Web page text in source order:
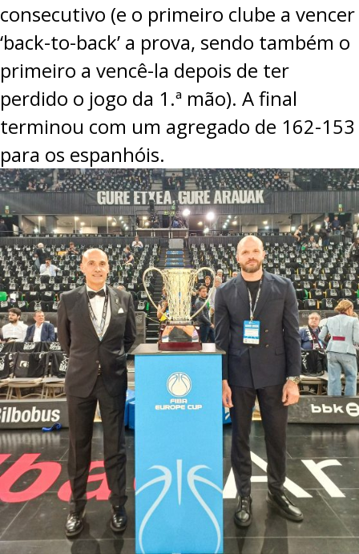
consecutivo (e o primeiro clube a vencer
‘back-to-back’ a prova, sendo também o
primeiro a vencê-la depois de ter
perdido o jogo da 1.ª mão). A final
terminou com um agregado de 162-153
para os espanhóis.